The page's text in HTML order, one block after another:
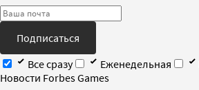
Подписаться
Все сразу
Еженедельная
Новости Forbes Games